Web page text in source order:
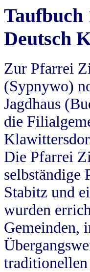
Taufbuch
Deutsch
Zur Pfarrei
(Sypnywo)
Jagdhaus
die
Die Pfarrei
Stabitz und
wurden
Gemeinden,